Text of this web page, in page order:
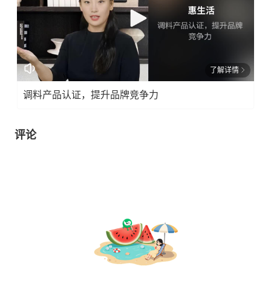
了解详情
调料产品认证，提升品牌竞争力
评论